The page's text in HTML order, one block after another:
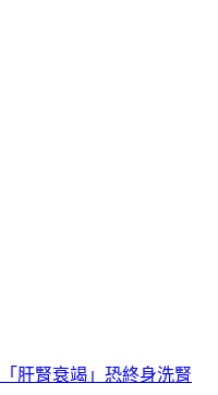
淺層地震」 深度僅10公